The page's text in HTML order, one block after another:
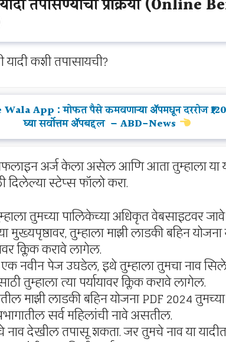
तपासण्याची प्रक्रिया
यादी कशी तपासायची?
App : मोफत पैसे कमवणाऱ्या ॲपमधून दररोज
घ्या सर्वोत्तम ॲपबद्दल – ABD-News
अर्ज केला असेल आणि आता तुम्हाला या
स्टेप्स फॉलो करा.
तुमच्या पालिकेच्या अधिकृत वेबसाइटवर
तुम्हाला माझी लाडकी बहिन योजना
क्लिक करावे लागेल.
नवीन पेज उघडेल, इथे तुम्हाला तुमचा नाव
तुम्हाला त्या पर्यायावर क्लिक करावे लागेल.
माझी लाडकी बहिन योजना PDF 2024
सर्व महिलांची नावे असतील.
नाव देखील तपासू शकता. जर तुमचे नाव या